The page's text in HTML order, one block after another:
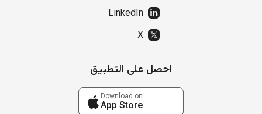
LinkedIn
X
احصل على التطبيق
Download on
App Store